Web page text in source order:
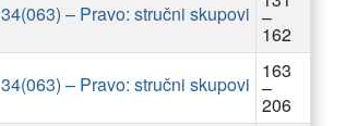
34(063) – Pravo: stručni skupovi –
162
34(063) – Pravo: stručni skupovi
163
–
206